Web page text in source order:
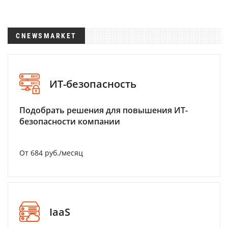
CNEWSMARKET
ИТ-безопасность
Подобрать решения для повышения ИТ-
безопасности компании
От 684 руб./месяц
IaaS